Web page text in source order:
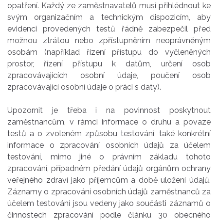
opatření. Každý ze zaměstnavatelů musí přihlédnout ke
svým organizačním a technickým dispozicím, aby
evidenci provedených testů řádně zabezpečil před
možnou ztrátou nebo zpřístupněním neoprávněným
osobám (například řízení přístupu do vyčleněných
prostor, řízení přístupu k datům, určení osob
zpracovávajících osobní údaje, poučení osob
zpracovávající osobní údaje o práci s daty).
Upozornit je třeba i na povinnost poskytnout
zaměstnancům, v rámci informace o druhu a povaze
testů a o zvoleném způsobu testování, také konkrétní
informace o zpracování osobních údajů za účelem
testování, mimo jiné o právním základu tohoto
zpracování, případném předání údajů orgánům ochrany
veřejného zdraví jako příjemcům a době uložení údajů.
Záznamy o zpracování osobních údajů zaměstnanců za
účelem testování jsou vedeny jako součásti záznamů o
činnostech zpracování podle článku 30 obecného